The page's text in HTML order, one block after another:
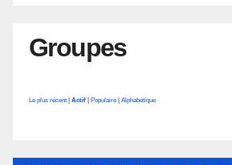
Groupes
Le plus récent Actif Populaire Alphabétique